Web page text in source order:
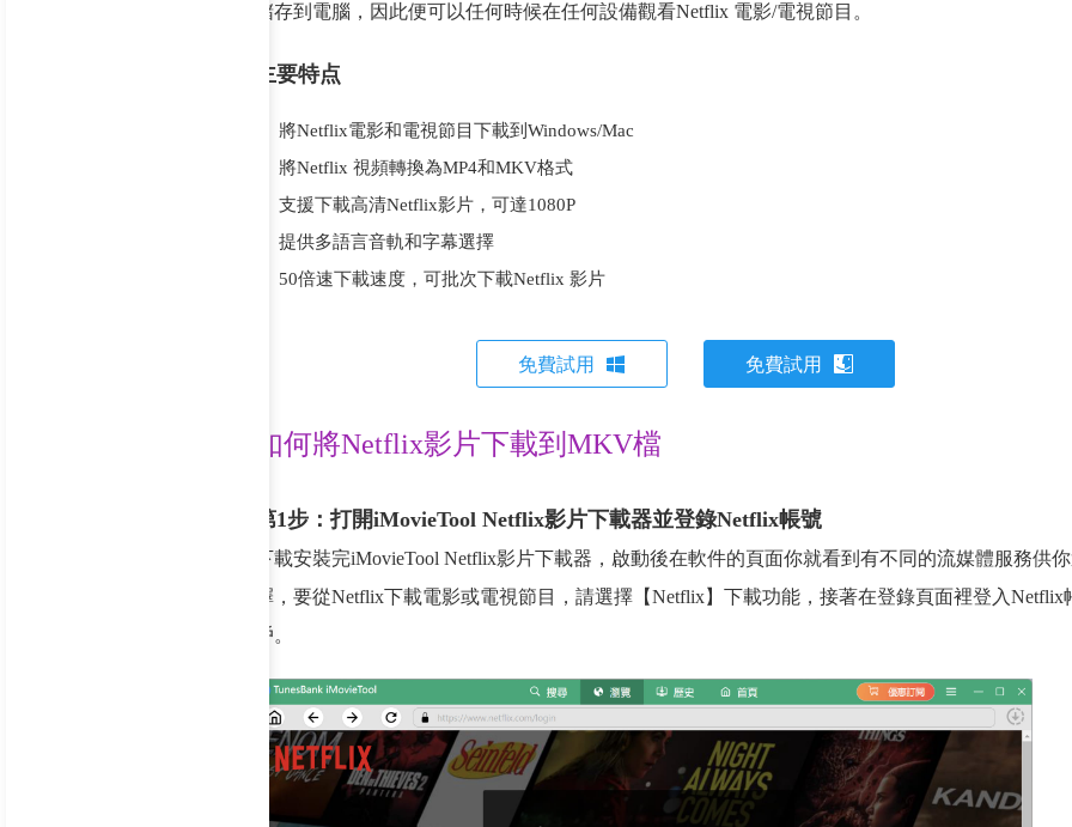
儲存到電腦，因此便可以任何時候在任何設備觀看Netflix 電影/電視節目。
主要特点
將Netflix電影和電視節目下載到Windows/Mac
將Netflix 視頻轉換為MP4和MKV格式
支援下載高清Netflix影片，可達1080P
提供多語言音軌和字幕選擇
50倍速下載速度，可批次下載Netflix 影片
免費試用 免費試用
如何將Netflix影片下載到MKV檔
第1步：打開iMovieTool Netflix影片下載器並登錄Netflix帳號
下載安裝完iMovieTool Netflix影片下載器，啟動後在軟件的頁面你就看到有不同的流媒體服務供
擇，要從Netflix下載電影或電視節目，請選擇【Netflix】下載功能，接著在登錄頁面裡登入Netflix
戶。